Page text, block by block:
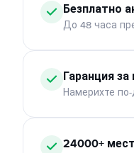
Безплатно
До 48 часа
Гаранция
Намерихте
24000+